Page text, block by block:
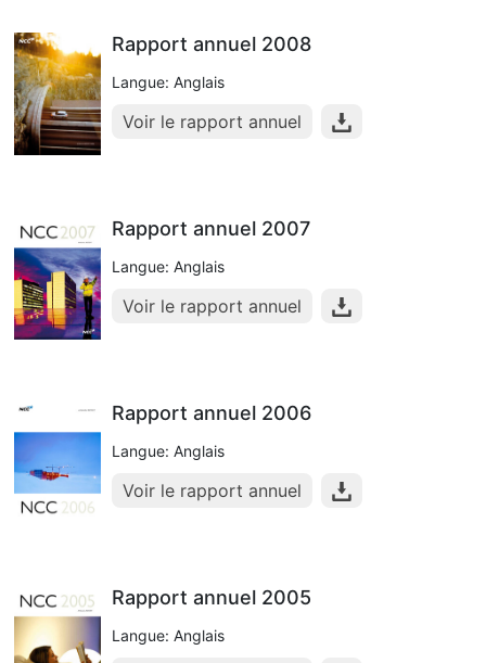
Rapport annuel 2008
Langue: Anglais
Voir le rapport annuel
Rapport annuel 2007
Langue: Anglais
Voir le rapport annuel
Rapport annuel 2006
Langue: Anglais
Voir le rapport annuel
Rapport annuel 2005
Langue: Anglais